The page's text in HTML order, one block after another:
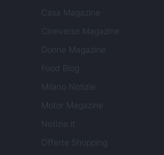
Casa Magazine
Cineverse Magazine
Donne Magazine
Food Blog
Milano Notizie
Motor Magazine
Notizie.it
Offerte Shopping